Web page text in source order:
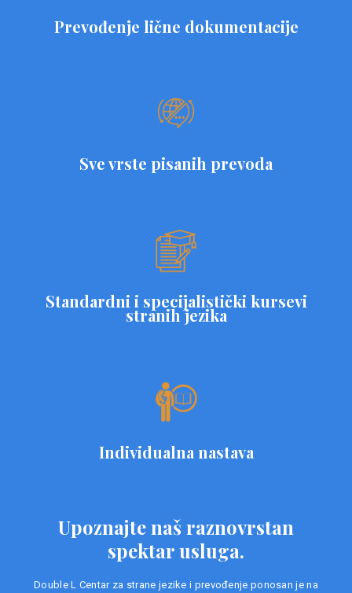
Prevođenje lične dokumentacije
Sve vrste pisanih prevoda
Standardni i specijalistički kursevi
stranih jezika
Individualna nastava
Upoznajte naš raznovrstan
spektar usluga.
Double L Centar za strane jezike i prevođenje ponosan je na